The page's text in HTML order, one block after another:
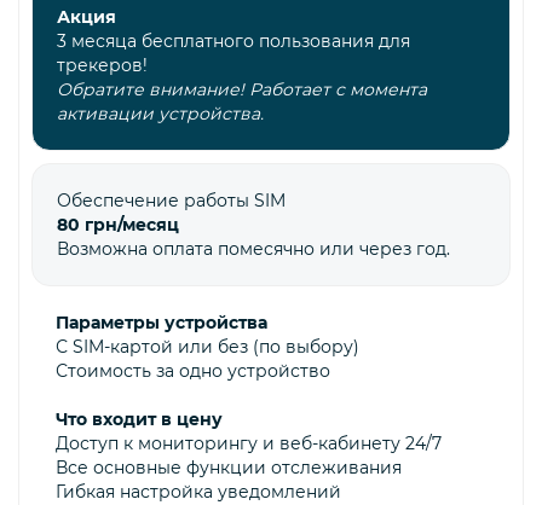
Акция
3 месяца бесплатного пользования для
трекеров!
Обратите внимание! Работает с момента
активации устройства.
Обеспечение работы SIM
80 грн/месяц
Возможна оплата помесячно или через год.
Параметры устройства
С SIM-картой или без (по выбору)
Стоимость за одно устройство
Что входит в цену
Доступ к мониторингу и веб-кабинету 24/7
Все основные функции отслеживания
Гибкая настройка уведомлений